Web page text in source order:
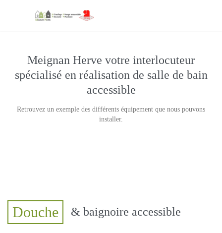
Meignan Herve votre interlocuteur
spécialisé en réalisation de salle de bain
accessible
Retrouvez un exemple des différents équipement que nous pouvons
installer.
Douche & baignoire accessible